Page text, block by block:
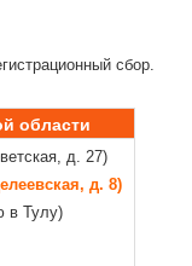
сбор.
области
д. 27)
д. 8)
в Тулу)